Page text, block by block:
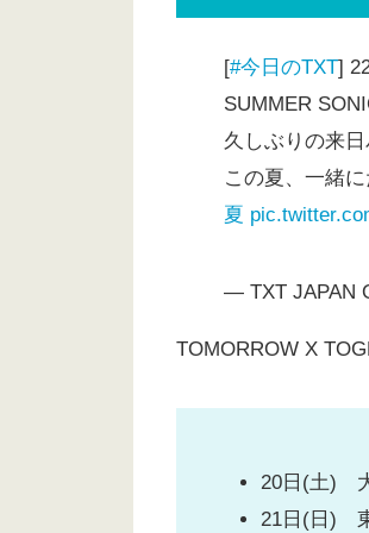
[#今日のTXT]
SUMMER
久しぶりの来
この夏、一緒
夏
— TXT JAPAN
TOMORROW X
20日(土)
21日(日)